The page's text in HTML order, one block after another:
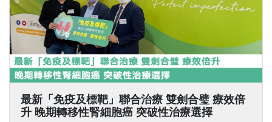
最新「免疫及標靶」聯合治療 雙劍合璧 療效倍
升 晚期轉移性腎細胞癌 突破性治療選擇